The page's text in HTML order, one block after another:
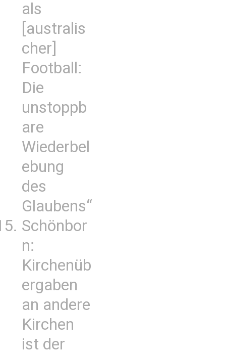
als
[australis
cher]
Football:
Die
unstoppb
are
Wiederbel
ebung
des
Glaubens“
Schönbor
n:
Kirchenüb
ergaben
an andere
Kirchen
ist der